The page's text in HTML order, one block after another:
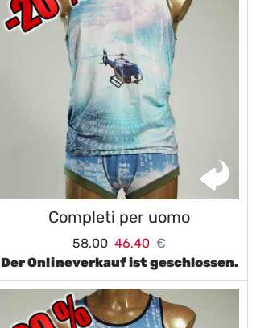
Completi per uomo
58,00 46,40 €
Der Onlineverkauf ist geschlossen.